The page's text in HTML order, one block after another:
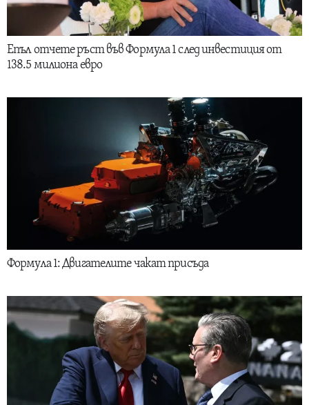
Епъл отчете ръст във Формула 1 след инвестиция от
138.5 милиона евро
Формула 1: Двигателите чакат присъда